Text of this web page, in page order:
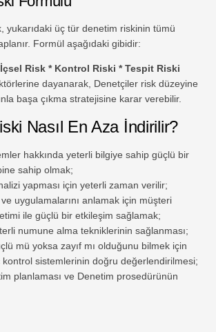
yukarıdaki üç tür denetim riskinin tümü
Formül aşağıdaki gibidir:
Risk * Kontrol Riski * Tespit Riski
dayanarak, Denetçiler risk düzeyine
başa çıkma stratejisine karar verebilir.
Nasıl En Aza İndirilir?
hakkında yeterli bilgiye sahip güçlü bir
sahip olmak;
yapması için yeterli zaman verilir;
uygulamalarını anlamak için müşteri
ile güçlü bir etkileşim sağlamak;
numune alma tekniklerinin sağlanması;
mü yoksa zayıf mı olduğunu bilmek için
kontrol sistemlerinin doğru değerlendirilmesi;
planlaması ve Denetim prosedürünün